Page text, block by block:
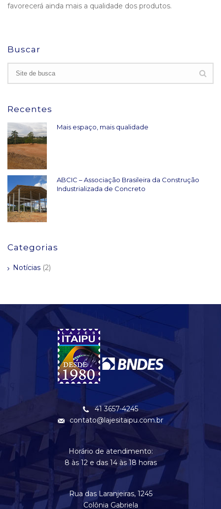
favorecerá ainda mais a qualidade dos produtos.
Buscar
Recentes
Mais espaço, mais qualidade
ABCIC – Associação Brasileira da Construção
Industrializada de Concreto
Categorias
Notícias (2)
41 3657-4245
contato@lajesitaipu.com.br
Horário de atendimento:
8 às 12 e das 14 às 18 horas
Rua das Laranjeiras, 1245
Colônia Gabriela